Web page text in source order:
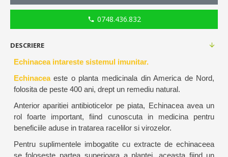
0748.436.832
DESCRIERE
Echinacea intareste sistemul imunitar.
Echinaceaeste o planta medicinala din America de Nord,
folosita de peste 400 ani, drept un remediu natural.
Anterior aparitiei antibioticelor pe piata, Echinacea avea un
rol foarte important, fiind cunoscuta in medicina pentru
beneficiile aduse in tratarea racelilor si virozelor.
Pentru suplimentele imbogatite cu extracte de echinaceea